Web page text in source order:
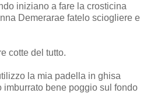
iniziano a fare la crosticina
Demerarae fatelo sciogliere e
cotte del tutto.
la mia padella in ghisa
bene poggio sul fondo